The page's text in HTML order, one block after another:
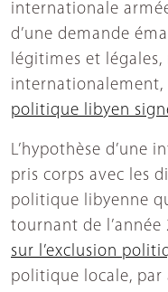
internationale
d’une demande
légitimes et légales,
internationalement,
politique libyen
L’hypothèse d’une
pris corps avec les
politique libyenne
tournant de l’année
sur l’exclusion
politique locale, par